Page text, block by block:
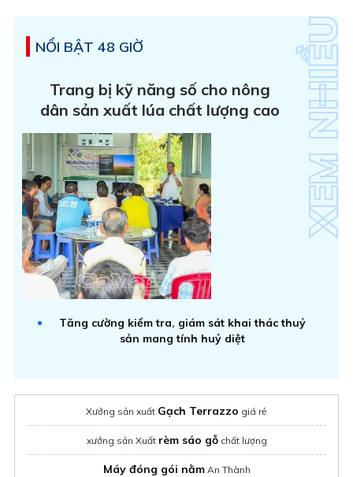
NỔI BẬT 48 GIỜ
Trang bị kỹ năng số cho nông
dân sản xuất lúa chất lượng cao
Tăng cường kiểm tra, giám sát khai thác thuỷ
sản mang tính huỷ diệt
Xưởng sản xuất Gạch Terrazzo giá rẻ
xưởng sản Xuất rèm sáo gỗchất lượng
Máy đóng gói nằmAn Thành